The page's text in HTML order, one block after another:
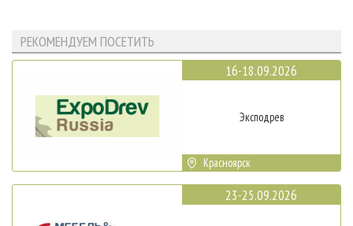
РЕКОМЕНДУЕМ ПОСЕТИТЬ
16-18.09.2026
Эксподрев
Красноярск
23-25.09.2026